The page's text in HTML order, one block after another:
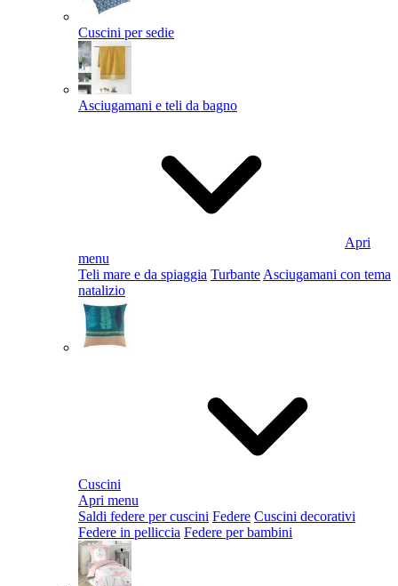
Cuscini per sedie
Asciugamani e teli da bagno
Apri
menu
Teli mare e da spiaggia Turbante Asciugamani con tema
natalizio
Cuscini
Apri menu
Saldi federe per cuscini Federe Cuscini decorativi
Federe in pelliccia Federe per bambini